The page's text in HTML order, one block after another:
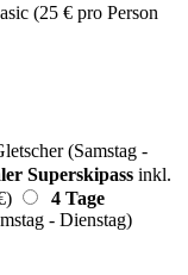
(25 € pro Person
(Samstag -
Superskipass inkl.
4 Tage
- Dienstag)